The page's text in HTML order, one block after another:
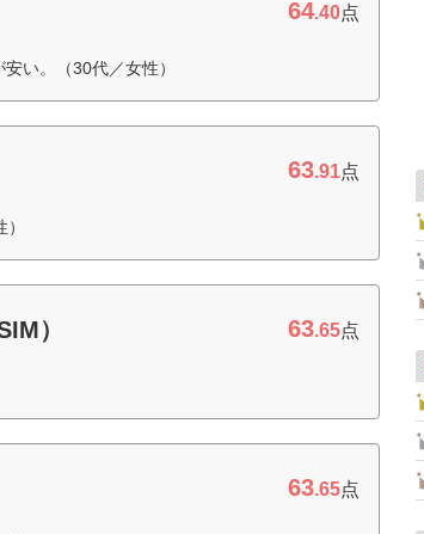
64.40点
い。（30代／女性）
63.91点
） 63.65点
63.65点